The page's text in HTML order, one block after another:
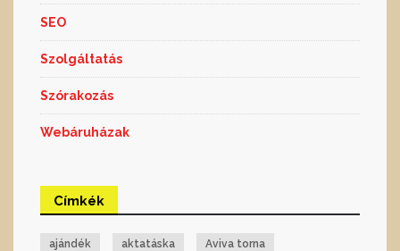
SEO
Szolgáltatás
Szórakozás
Webáruházak
Címkék
ajándék aktatáska Aviva torna